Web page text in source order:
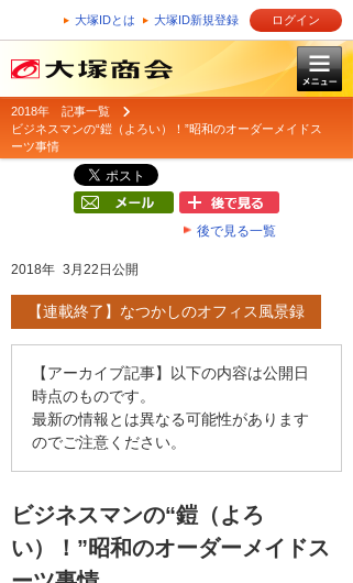
大塚IDとは 大塚ID新規登録 ログイン
2018年 記事一覧
ビジネスマンの“鎧（よろい）！”昭和のオーダーメイドス
ーツ事情
後で見る一覧
2018年 3月22日公開
【連載終了】なつかしのオフィス風景録
【アーカイブ記事】以下の内容は公開日
時点のものです。
最新の情報とは異なる可能性があります
のでご注意ください。
ビジネスマンの“鎧（よろ
い）！”昭和のオーダーメイドス